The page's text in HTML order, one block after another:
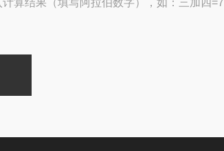
计算结果（填写阿拉伯数字），如：三加四=7